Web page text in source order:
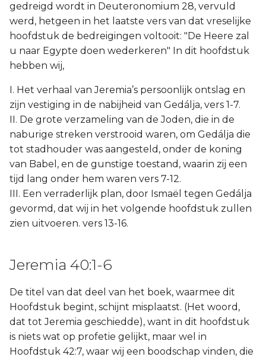
gedreigd wordt in Deuteronomium 28, vervuld
werd, hetgeen in het laatste vers van dat vreselijke
hoofdstuk de bedreigingen voltooit: "De Heere zal
u naar Egypte doen wederkeren" In dit hoofdstuk
hebben wij,
I. Het verhaal van Jeremia’s persoonlijk ontslag en
zijn vestiging in de nabijheid van Gedálja, vers 1-7.
II. De grote verzameling van de Joden, die in de
naburige streken verstrooid waren, om Gedálja die
tot stadhouder was aangesteld, onder de koning
van Babel, en de gunstige toestand, waarin zij een
tijd lang onder hem waren vers 7-12.
III. Een verraderlijk plan, door Ismaël tegen Gedálja
gevormd, dat wij in het volgende hoofdstuk zullen
zien uitvoeren. vers 13-16.
Jeremia 40:1-6
De titel van dat deel van het boek, waarmee dit
Hoofdstuk begint, schijnt misplaatst. (Het woord,
dat tot Jeremia geschiedde), want in dit hoofdstuk
is niets wat op profetie gelijkt, maar wel in
Hoofdstuk 42:7, waar wij een boodschap vinden, die